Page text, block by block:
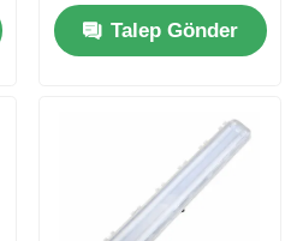
100-277VAC Geniş
Voltaj
Talep Gönder